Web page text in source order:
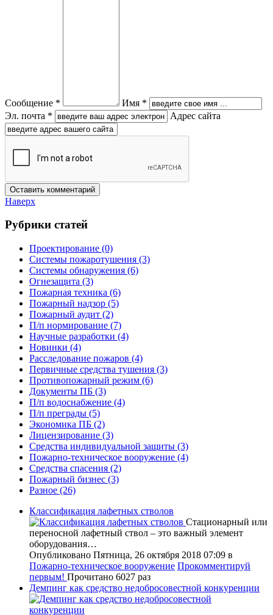
Сообщение *
Имя *
Эл. почта *
Адрес сайта
Наверх
Рубрики статей
Проектирование (0)
Системы пожаротушения (3)
Системы обнаружения (6)
Огнезащита (3)
Пожарная техника (6)
Пожарный надзор (5)
Пожарный аудит (2)
П/п нормирование (7)
Научные разработки (4)
Новинки (4)
Расследование пожаров (4)
Первичные средства тушения (3)
Противопожарный режим (6)
Документы ПБ (3)
П/п водоснабжение (4)
П/п преграды (5)
Экономика ПБ (2)
Лицензирование (3)
Средства индивидуальной защиты (3)
Пожарно-техническое вооружение (4)
Средства спасения (2)
Пожарный бизнес (3)
Разное (26)
Классификация лафетных стволов
Стационарный или
переносной лафетный ствол – это важный элемент
оборудования…
Опубликовано Пятница, 26 октября 2018 07:09 в
Пожарно-техническое вооружение Прокомментируй
первым! Прочитано 6027 раз
Демпинг как средство недобросовестной конкуренции